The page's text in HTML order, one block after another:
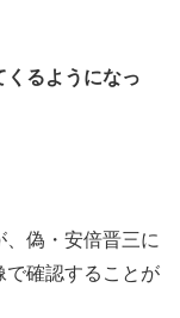
くるようになっ
偽・安倍晋三に
で確認することが